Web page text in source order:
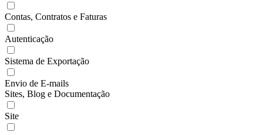
Contas, Contratos e Faturas
Autenticação
Sistema de Exportação
Envio de E-mails
Sites, Blog e Documentação
Site